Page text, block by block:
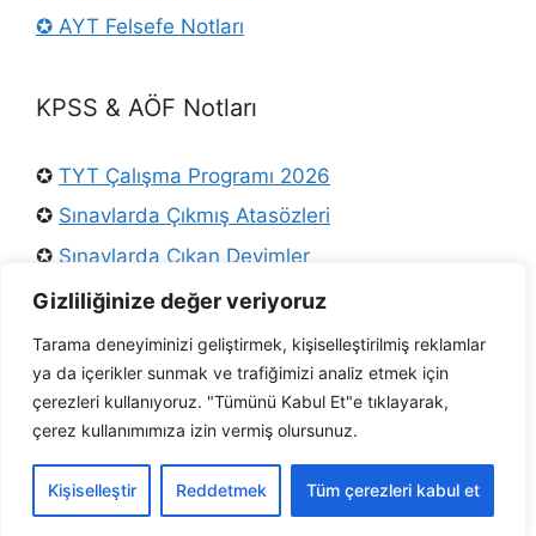
Gizliliğinize değer veriyoruz
Tarama deneyiminizi geliştirmek, kişiselleştirilmiş reklamlar
ya da içerikler sunmak ve trafiğimizi analiz etmek için
çerezleri kullanıyoruz. "Tümünü Kabul Et"e tıklayarak,
çerez kullanımımıza izin vermiş olursunuz.
Kişiselleştir Reddetmek Tüm çerezleri kabul et
✪ AYT Felsefe Notları
KPSS & AÖF Notları
✪ TYT Çalışma Programı 2026
✪ Sınavlarda Çıkmış Atasözleri
✪ Sınavlarda Çıkan Deyimler
✪Osmanlı Padişahları
✪KPSS Türkçe Konuları
✪Ders Arşivi Twitter
✪ AÖF Tarih Notları
© 2026 DersArsivi.com.tr – Tüm Hakları Saklıdır.